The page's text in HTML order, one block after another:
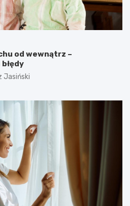
od wewnątrz –
Jasiński